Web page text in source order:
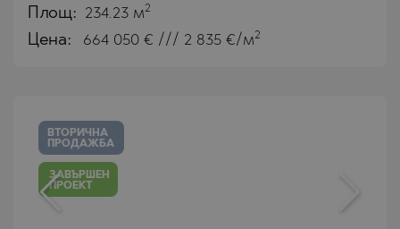
Площ: 234.23 м2
Цена: 664 050 € /// 2 835 €/м2
ВТОРИЧНА
ПРОДАЖБА
ЗАВЪРШЕН
ПРОЕКТ